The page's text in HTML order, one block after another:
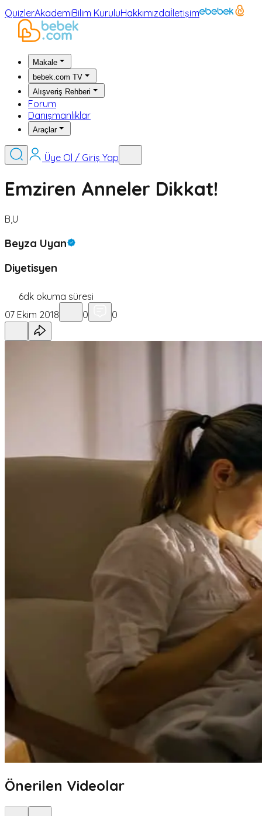
QuizlerAkademiBilim KuruluHakkımızdaİletişim
Makale
bebek.com TV
Alışveriş Rehberi
Forum
Danışmanlıklar
Araçlar
Üye Ol / Giriş Yap
Emziren Anneler Dikkat!
B,U
Beyza Uyan
Diyetisyen
6dk okuma süresi
07 Ekim 2018
0 0
Önerilen Videolar